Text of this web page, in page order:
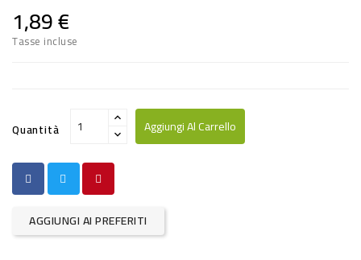
FARINA
DIETETICO
ALIMENTI
CURA
CASA
1,89 €
Tasse incluse
Quantità Aggiungi Al Carrello
AGGIUNGI AI PREFERITI